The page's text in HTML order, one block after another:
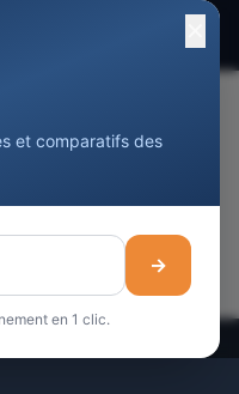
et comparatifs des
→
en 1 clic.